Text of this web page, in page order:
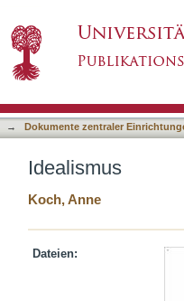
→
Dokumente zentraler
Idealismus
Koch, Anne
Dateien: